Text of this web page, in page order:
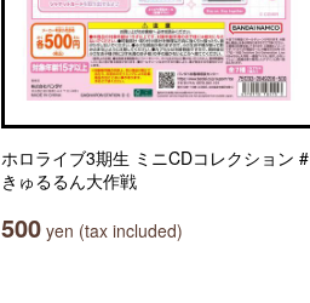
ホロライブ3期生 ミニCDコレクション #
きゅるるん大作戦
500 yen (tax included)